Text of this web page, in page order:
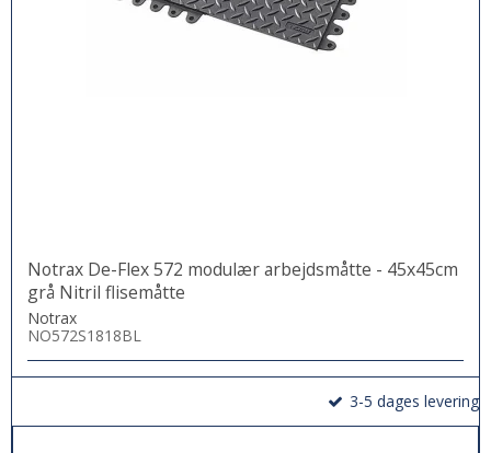
Notrax De-Flex 572 modulær arbejdsmåtte - 45x45cm
grå Nitril flisemåtte
Notrax
NO572S1818BL
3-5 dages levering